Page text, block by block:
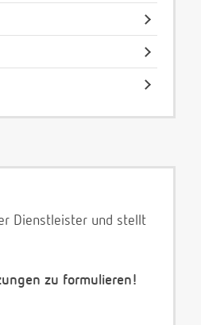
Dienstleister und stellt
zu formulieren!